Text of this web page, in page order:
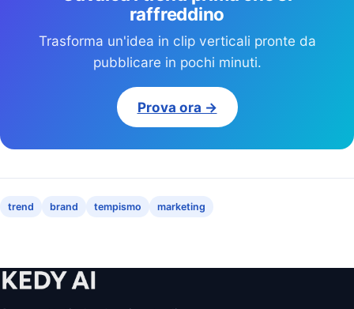
raffreddino
Trasforma un'idea in clip verticali pronte da
pubblicare in pochi minuti.
Prova ora →
trend brand tempismo marketing